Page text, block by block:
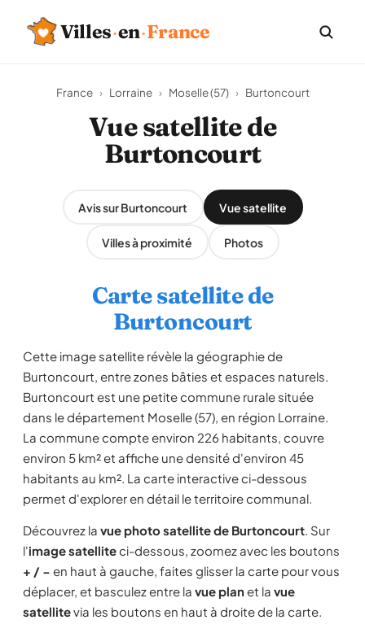
Villes·en·France
France › Lorraine › Moselle (57) › Burtoncourt
Vue satellite de
Burtoncourt
Avis sur Burtoncourt Vue satellite
Villes à proximité Photos
Carte satellite de
Burtoncourt
Cette image satellite révèle la géographie de
Burtoncourt, entre zones bâties et espaces naturels.
Burtoncourt est une petite commune rurale située
dans le département Moselle (57), en région Lorraine.
La commune compte environ 226 habitants, couvre
environ 5 km² et affiche une densité d'environ 45
habitants au km². La carte interactive ci-dessous
permet d'explorer en détail le territoire communal.
Découvrez la vue photo satellite de Burtoncourt. Sur
l'image satelliteci-dessous, zoomez avec les boutons
+ / − en haut à gauche, faites glisser la carte pour vous
déplacer, et basculez entre la vue planet la vue
satellitevia les boutons en haut à droite de la carte.